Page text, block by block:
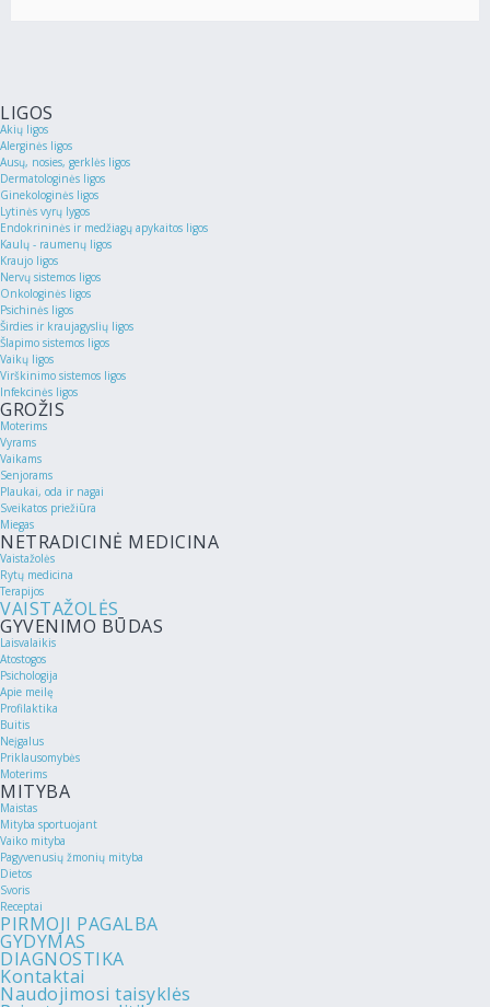
LIGOS
Akių ligos
Alerginės ligos
Ausų, nosies, gerklės ligos
Dermatologinės ligos
Ginekologinės ligos
Lytinės vyrų lygos
Endokrininės ir medžiagų apykaitos ligos
Kaulų - raumenų ligos
Kraujo ligos
Nervų sistemos ligos
Onkologinės ligos
Psichinės ligos
Širdies ir kraujagyslių ligos
Šlapimo sistemos ligos
Vaikų ligos
Virškinimo sistemos ligos
Infekcinės ligos
GROŽIS
Moterims
Vyrams
Vaikams
Senjorams
Plaukai, oda ir nagai
Sveikatos priežiūra
Miegas
NETRADICINĖ MEDICINA
Vaistažolės
Rytų medicina
Terapijos
VAISTAŽOLĖS
GYVENIMO BŪDAS
Laisvalaikis
Atostogos
Psichologija
Apie meilę
Profilaktika
Buitis
Neįgalus
Priklausomybės
Moterims
MITYBA
Maistas
Mityba sportuojant
Vaiko mityba
Pagyvenusių žmonių mityba
Dietos
Svoris
Receptai
PIRMOJI PAGALBA
GYDYMAS
DIAGNOSTIKA
Kontaktai
Naudojimosi taisyklės